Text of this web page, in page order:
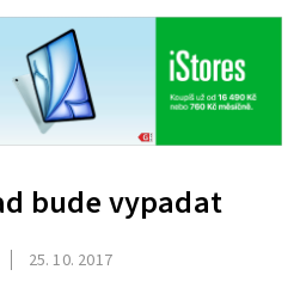
bude vypadat
25. 10. 2017